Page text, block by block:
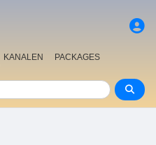
KANALEN
PACKAGES